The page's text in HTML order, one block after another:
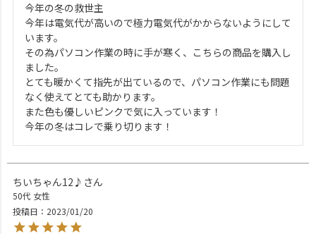
今年の冬の救世主
今年は電気代が高いので極力電気代がかからないようにして
います。
その為パソコン作業の時に手が寒く、こちらの商品を購入し
ました。
とても暖かくて指先が出ているので、パソコン作業にも問題
なく使えてとても助かります。
また色も優しいピンクで気に入っています！
今年の冬はコレで乗り切ります！
ちいちゃん12♪
50代 女性
投稿日
2023/01/20